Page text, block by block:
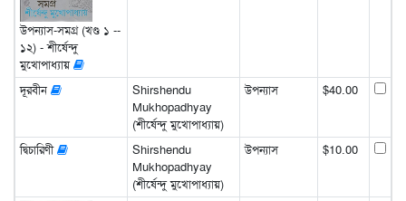
উপন্যাস-সমগ্র (খণ্ড ১ --
১২) - শীর্ষেন্দু
মুখোপাধ্যায়
দূরবীন
Shirshendu
Mukhopadhyay
(শীর্ষেন্দু মুখোপাধ্যায়)
উপন্যাস $40.00
দ্বিচারিণী
Shirshendu
Mukhopadhyay
(শীর্ষেন্দু মুখোপাধ্যায়)
উপন্যাস $10.00